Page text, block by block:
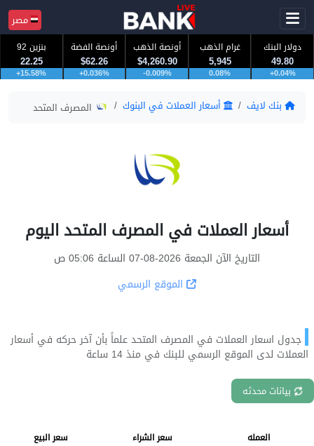
دولار البنك
49.80
+0.04%
غرام الذهب
5,945
0.08%
أونصة الذهب
$4,260.90
-0.009%
أونصة الفضة
$62.26
+0.036%
بنزين 92
22.25
+15.58%
بنك لايف أسعار العملات في البنوك المصرف المتحد
أسعار العملات في المصرف المتحد اليوم
التاريخ الآن الجمعة 2026-08-07 الساعة 05:06 ص
الموقع الرسمي
جدول اسعار العملات في المصرف المتحد علماً بأن آخر حركه في أسعار
العملات لدى الموقع الرسمي للبنك في منذ 14 ساعة
بيانات محدثه
العمله سعر الشراء سعر البيع